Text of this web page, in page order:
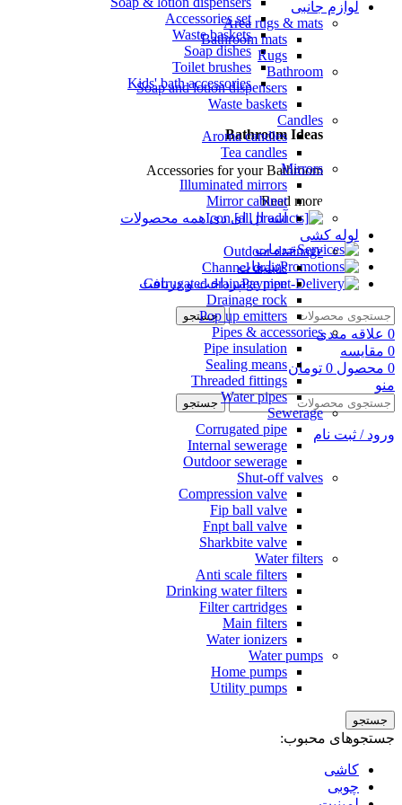
Accessories set
Waste baskets
Soap dishes
Toilet brushes
Kids' bath accessories
Bathroom Ideas
Accessories for your Bathroom
Read more
همه محصولات
خدمات
تبلیغات
پرداخت و دریافت
جستجو
0 علاقه مندی
0 مقایسه
0 محصول 0 تومان
منو
جستجو
ورود / ثبت نام
لوازم جانبی
Area rugs & mats
Bathroom mats
Rugs
Bathroom
Soap and lotion dispensers
Waste baskets
Candles
Aroma candles
Tea candles
Mirrors
Illuminated mirrors
Mirror cabinet
آینه ال ای دی
لوله کشی
Outdoor drainage
Channel drains
Corrugated drainage pipe
Drainage rock
Pop up emitters
Pipes & accessories
Pipe insulation
Sealing means
Threaded fittings
Water pipes
Sewerage
Corrugated pipe
Internal sewerage
Outdoor sewerage
Shut-off valves
Compression valve
Fip ball valve
Fnpt ball valve
Sharkbite valve
Water filters
Anti scale filters
Drinking water filters
Filter cartridges
Main filters
Water ionizers
Water pumps
Home pumps
Utility pumps
جستجو
جستجوهای محبوب:
کاشی
چوبی